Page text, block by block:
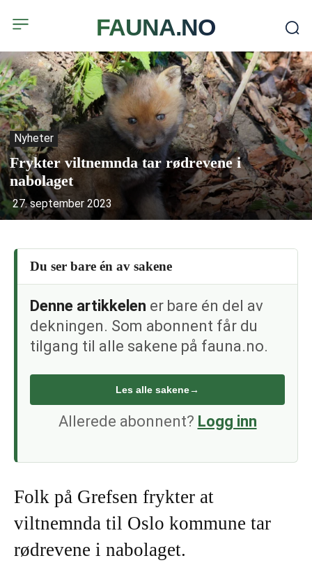
FAUNA.NO
Nyheter
Frykter viltnemnda tar rødrevene i
nabolaget
27. september 2023
Du ser bare én av sakene
Denne artikkelen er bare én del av
dekningen. Som abonnent får du
tilgang til alle sakene på fauna.no.
Les alle sakene→
Allerede abonnent? Logg inn
Folk på Grefsen frykter at
viltnemnda til Oslo kommune tar
rødrevene i nabolaget.